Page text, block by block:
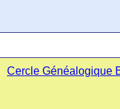
Cercle Généalogique